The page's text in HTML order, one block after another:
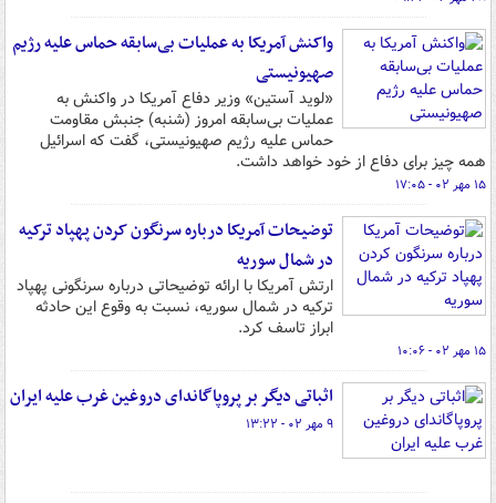
واکنش آمریکا به عملیات بی‌سابقه حماس علیه رژیم
صهیونیستی
«لوید آستین» وزیر دفاع آمریکا در واکنش به
عملیات بی‌سابقه امروز (شنبه) جنبش مقاومت
حماس علیه رژیم صهیونیستی، گفت که اسرائیل
همه چیز برای دفاع از خود خواهد داشت.
۱۵ مهر ۰۲ - ۱۷:۰۵
توضیحات آمریکا درباره سرنگون کردن پهپاد ترکیه
در شمال سوریه
ارتش آمریکا با ارائه توضیحاتی درباره سرنگونی پهپاد
ترکیه در شمال سوریه، نسبت به وقوع این حادثه
ابراز تاسف کرد.
۱۵ مهر ۰۲ - ۱۰:۰۶
اثباتی دیگر بر پروپاگاندای دروغین غرب علیه ایران
۹ مهر ۰۲ - ۱۳:۲۲